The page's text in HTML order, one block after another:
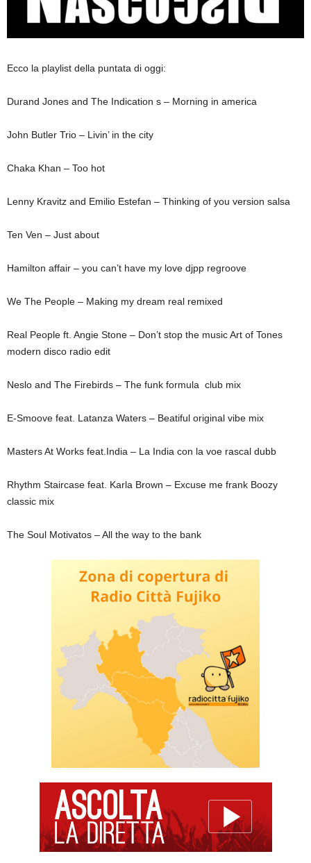
Ecco la playlist della puntata di oggi:
Durand Jones and The Indication s – Morning in america
John Butler Trio – Livin’ in the city
Chaka Khan – Too hot
Lenny Kravitz and Emilio Estefan – Thinking of you version salsa
Ten Ven – Just about
Hamilton affair – you can’t have my love djpp regroove
We The People – Making my dream real remixed
Real People ft. Angie Stone – Don’t stop the music Art of Tones
modern disco radio edit
Neslo and The Firebirds – The funk formula club mix
E-Smoove feat. Latanza Waters – Beatiful original vibe mix
Masters At Works feat.India – La India con la voe rascal dubb
Rhythm Staircase feat. Karla Brown – Excuse me frank Boozy
classic mix
The Soul Motivatos – All the way to the bank